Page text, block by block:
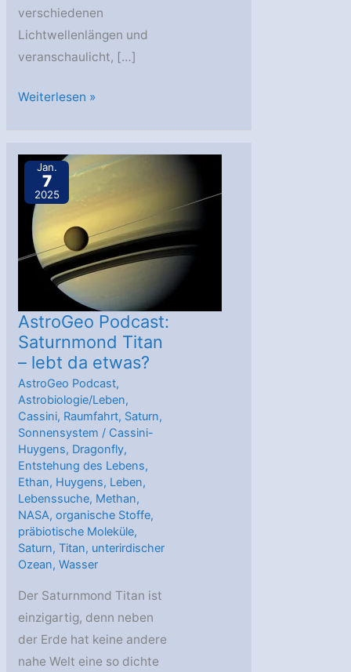
verschiedenen
Lichtwellenlängen und
veranschaulicht, […]
Webb
am
interstellaren
Kometen
3I/ATLAS
auf
Weiterlesen »
Jan.
7
2025
AstroGeo Podcast:
Saturnmond Titan
– lebt da etwas?
AstroGeo Podcast,
Astrobiologie/Leben,
Cassini, Raumfahrt, Saturn,
Sonnensystem / Cassini-
Huygens, Dragonfly,
Entstehung des Lebens,
Ethan, Huygens, Leben,
Lebenssuche, Methan,
NASA,organische Stoffe,
präbiotische Moleküle,
Saturn,Titan, unterirdischer
Ozean,Wasser
Der Saturnmond Titan ist
einzigartig, denn neben
der Erde hat keine andere
nahe Welt eine so dichte